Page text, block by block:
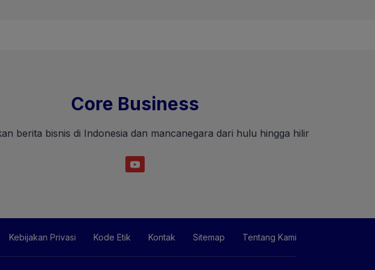
Core Business
berita bisnis di Indonesia dan mancanegara dari hulu hingga hilir
Kebijakan Privasi Kode Etik Kontak Sitemap Tentang Kami